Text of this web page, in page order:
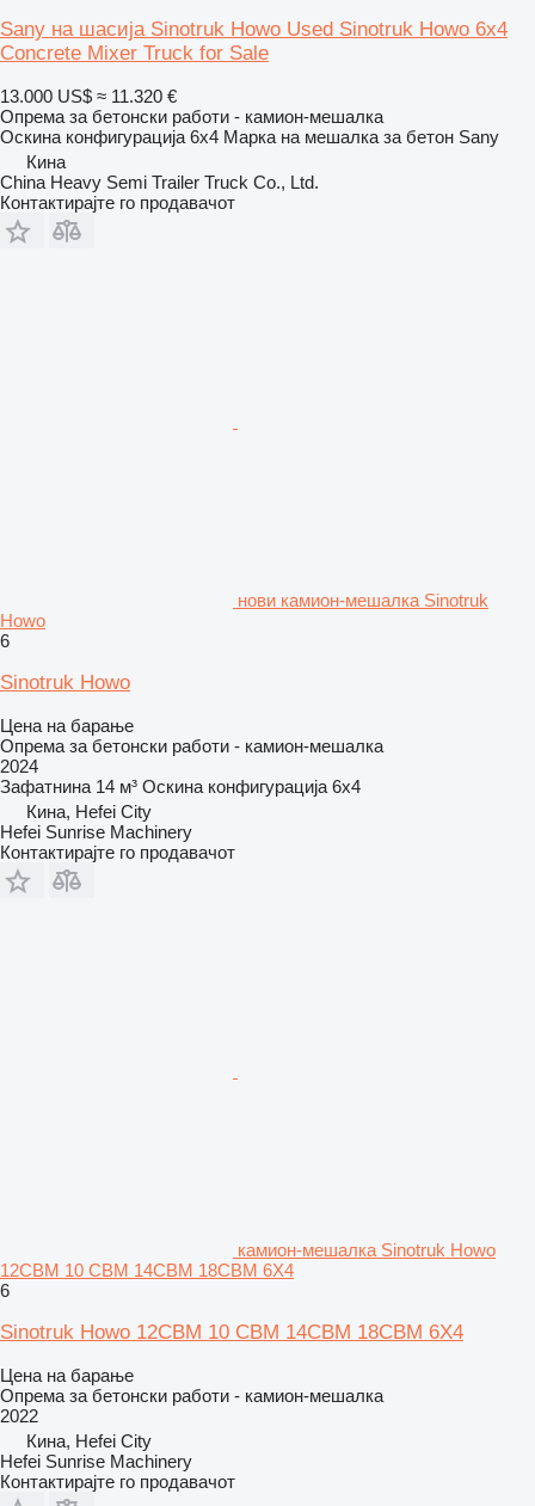
Sany на шасија Sinotruk Howo Used Sinotruk Howo 6x4
Concrete Mixer Truck for Sale
13.000 US$ ≈ 11.320 €
Опрема за бетонски работи - камион-мешалка
Оскина конфигурација 6x4 Марка на мешалка за бетон Sany
Кина
China Heavy Semi Trailer Truck Co., Ltd.
Контактирајте го продавачот
нови камион-мешалка Sinotruk
Howo
6
Sinotruk Howo
Цена на барање
Опрема за бетонски работи - камион-мешалка
2024
Зафатнина 14 м³ Оскина конфигурација 6x4
Кина, Hefei City
Hefei Sunrise Machinery
Контактирајте го продавачот
камион-мешалка Sinotruk Howo
12CBM 10 CBM 14CBM 18CBM 6X4
6
Sinotruk Howo 12CBM 10 CBM 14CBM 18CBM 6X4
Цена на барање
Опрема за бетонски работи - камион-мешалка
2022
Кина, Hefei City
Hefei Sunrise Machinery
Контактирајте го продавачот